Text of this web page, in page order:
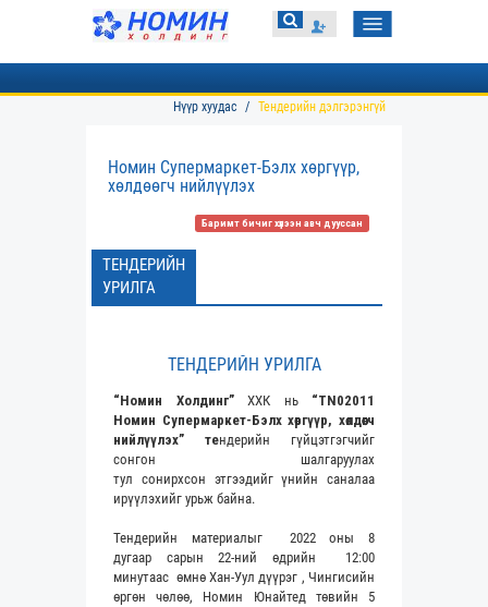
Toggle
navigation
Нүүр хуудас Тендерийн дэлгэрэнгүй
Номин Супермаркет-Бэлх хөргүүр,
хөлдөөгч нийлүүлэх
Баримт бичиг хүлээн авч дууссан
ТЕНДЕРИЙН
УРИЛГА
ТЕНДЕРИЙН УРИЛГА
“Номин Холдинг”ХХК нь “TN02011
Номин Супермаркет-Бэлх хөргүүр, хөлдөөгч
нийлүүлэх” тендерийн гүйцэтгэгчийг
сонгон шалгаруулах
тул сонирхсон этгээдийг үнийн саналаа
ирүүлэхийг урьж байна.
Тендерийн материалыг 2022 оны 8
дугаар сарын 22-ний өдрийн 12:00
минутаас өмнө Хан-Уул дүүрэг , Чингисийн
өргөн чөлөө, Номин Юнайтед төвийн 5